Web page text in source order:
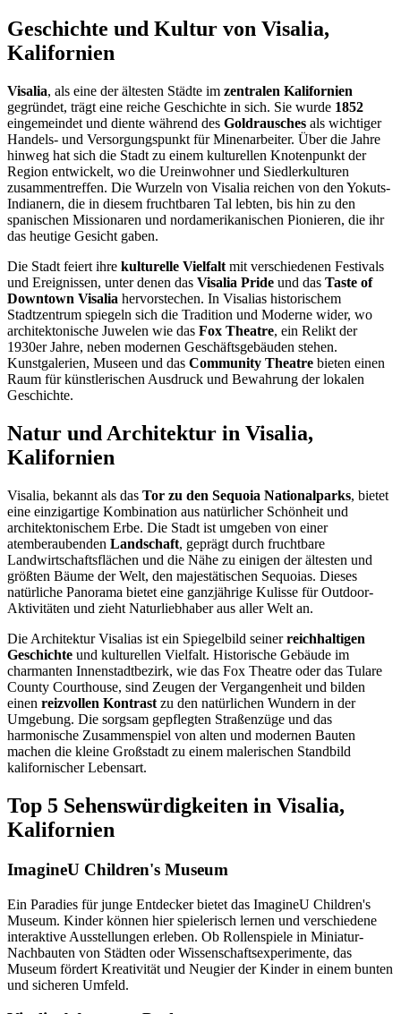
Geschichte und Kultur von Visalia,
Kalifornien
Visalia, als eine der ältesten Städte im zentralen Kalifornien
gegründet, trägt eine reiche Geschichte in sich. Sie wurde 1852
eingemeindet und diente während des Goldrausches als wichtiger
Handels- und Versorgungspunkt für Minenarbeiter. Über die Jahre
hinweg hat sich die Stadt zu einem kulturellen Knotenpunkt der
Region entwickelt, wo die Ureinwohner und Siedlerkulturen
zusammentreffen. Die Wurzeln von Visalia reichen von den Yokuts-
Indianern, die in diesem fruchtbaren Tal lebten, bis hin zu den
spanischen Missionaren und nordamerikanischen Pionieren, die ihr
das heutige Gesicht gaben.
Die Stadt feiert ihre kulturelle Vielfalt mit verschiedenen Festivals
und Ereignissen, unter denen das Visalia Pride und das Taste of
Downtown Visalia hervorstechen. In Visalias historischem
Stadtzentrum spiegeln sich die Tradition und Moderne wider, wo
architektonische Juwelen wie das Fox Theatre, ein Relikt der
1930er Jahre, neben modernen Geschäftsgebäuden stehen.
Kunstgalerien, Museen und das Community Theatre bieten einen
Raum für künstlerischen Ausdruck und Bewahrung der lokalen
Geschichte.
Natur und Architektur in Visalia,
Kalifornien
Visalia, bekannt als das Tor zu den Sequoia Nationalparks, bietet
eine einzigartige Kombination aus natürlicher Schönheit und
architektonischem Erbe. Die Stadt ist umgeben von einer
atemberaubenden Landschaft, geprägt durch fruchtbare
Landwirtschaftsflächen und die Nähe zu einigen der ältesten und
größten Bäume der Welt, den majestätischen Sequoias. Dieses
natürliche Panorama bietet eine ganzjährige Kulisse für Outdoor-
Aktivitäten und zieht Naturliebhaber aus aller Welt an.
Die Architektur Visalias ist ein Spiegelbild seinerreichhaltigen
Geschichte und kulturellen Vielfalt. Historische Gebäude im
charmanten Innenstadtbezirk, wie das Fox Theatre oder das Tulare
County Courthouse, sind Zeugen der Vergangenheit und bilden
einen reizvollen Kontrast zu den natürlichen Wundern in der
Umgebung. Die sorgsam gepflegten Straßenzüge und das
harmonische Zusammenspiel von alten und modernen Bauten
machen die kleine Großstadt zu einem malerischen Standbild
kalifornischer Lebensart.
Top 5 Sehenswürdigkeiten in Visalia,
Kalifornien
ImagineU Children's Museum
Ein Paradies für junge Entdecker bietet das ImagineU Children's
Museum. Kinder können hier spielerisch lernen und verschiedene
interaktive Ausstellungen erleben. Ob Rollenspiele in Miniatur-
Nachbauten von Städten oder Wissenschaftsexperimente, das
Museum fördert Kreativität und Neugier der Kinder in einem bunten
und sicheren Umfeld.